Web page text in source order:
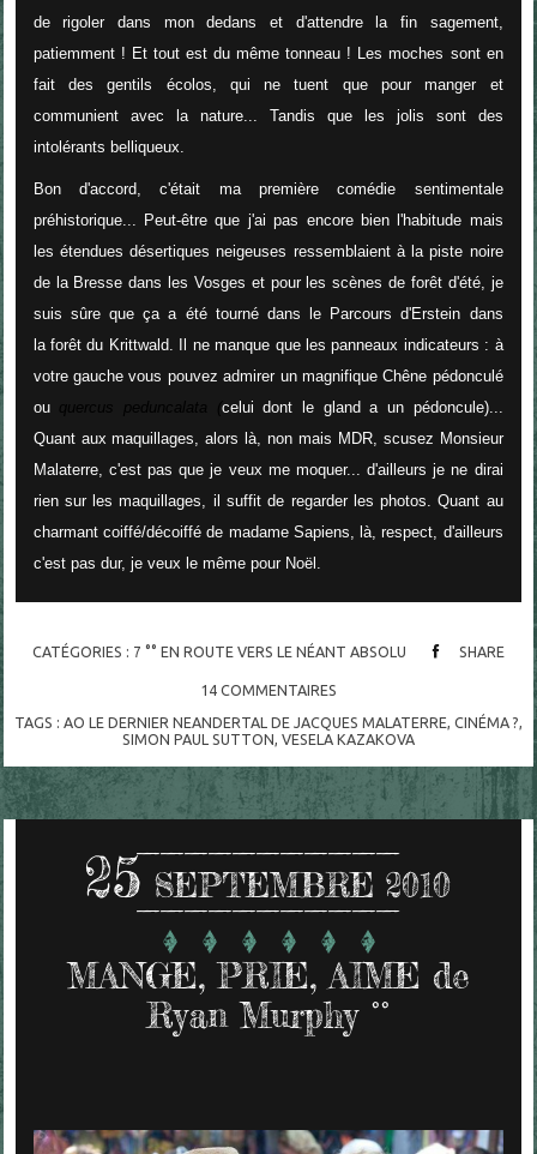
de rigoler dans mon dedans et d'attendre la fin sagement,
patiemment ! Et tout est du même tonneau ! Les moches sont en
fait des gentils écolos, qui ne tuent que pour manger et
communient avec la nature... Tandis que les jolis sont des
intolérants belliqueux.
Bon d'accord, c'était ma première comédie sentimentale
préhistorique... Peut-être que j'ai pas encore bien l'habitude mais
les étendues désertiques neigeuses ressemblaient à la piste noire
de la Bresse dans les Vosges et pour les scènes de forêt d'été, je
suis sûre que ça a été tourné dans le Parcours d'Erstein dans
la forêt du Krittwald. Il ne manque que les panneaux indicateurs : à
votre gauche vous pouvez admirer un magnifique Chêne pédonculé
ou
celui dont le gland a un pédoncule)...
Quant aux maquillages, alors là, non mais MDR, scusez Monsieur
Malaterre, c'est pas que je veux me moquer... d'ailleurs je ne dirai
rien sur les maquillages, il suffit de regarder les photos. Quant au
charmant coiffé/décoiffé de madame Sapiens, là, respect, d'ailleurs
c'est pas dur, je veux le même pour Noël.
CATÉGORIES : 7 °° EN ROUTE VERS LE NÉANT ABSOLU SHARE
14 COMMENTAIRES
TAGS : AO LE DERNIER NEANDERTAL DE JACQUES MALATERRE CINÉMA ?
SIMON PAUL SUTTON VESELA KAZAKOVA
25 SEPTEMBRE 2010
MANGE, PRIE, AIME de
Ryan Murphy °°